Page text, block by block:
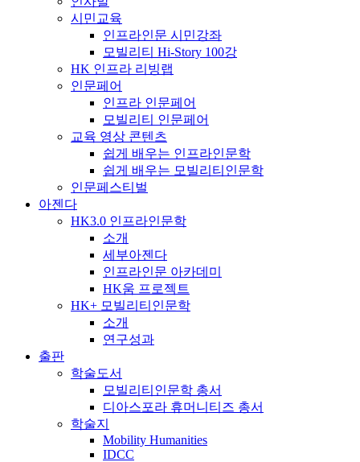
시민교육
인프라인문 시민강좌
모빌리티 Hi-Story 100강
HK 인프라 리빙랩
인문페어
인프라 인문페어
모빌리티 인문페어
교육 영상 콘텐츠
쉽게 배우는 인프라인문학
쉽게 배우는 모빌리티인문학
인문페스티벌
아젠다
HK3.0 인프라인문학
소개
세부아젠다
인프라인문 아카데미
HK움 프로젝트
HK+ 모빌리티인문학
소개
연구성과
출판
학술도서
모빌리티인문학 총서
디아스포라 휴머니티즈 총서
학술지
Mobility Humanities
IDCC